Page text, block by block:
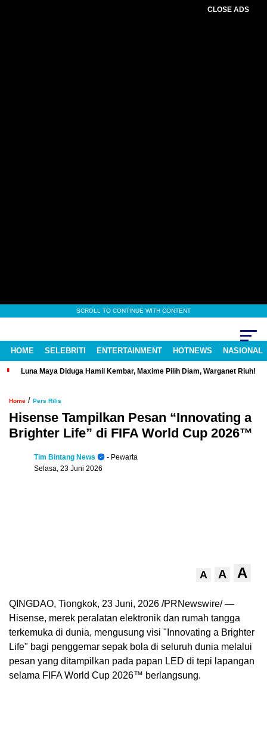
CLOSE ADS
SCROLL TO CONTINUE WITH CONTENT
HOME SELEBRITI ENTERTAINMENT HOTNEWS NASIONAL
Luna Maya Diduga Hamil Kembar, Maxime Pilih Diam, Warganet Riuh!
Home / Pers Rilis
Hisense Tampilkan Pesan “Innovating a
Brighter Life” di FIFA World Cup 2026™
Tim Bintang News
- Pewarta
Selasa, 23 Juni 2026
A A A
QINGDAO, Tiongkok, 23 Juni, 2026 /PRNewswire/ —
Hisense, merek peralatan elektronik dan rumah tangga
terkemuka di dunia, mengusung visi "Innovating a Brighter
Life" bagi penggemar sepak bola di seluruh dunia melalui
pesan yang ditampilkan pada papan LED di tepi lapangan
selama FIFA World Cup 2026™ berlangsung.